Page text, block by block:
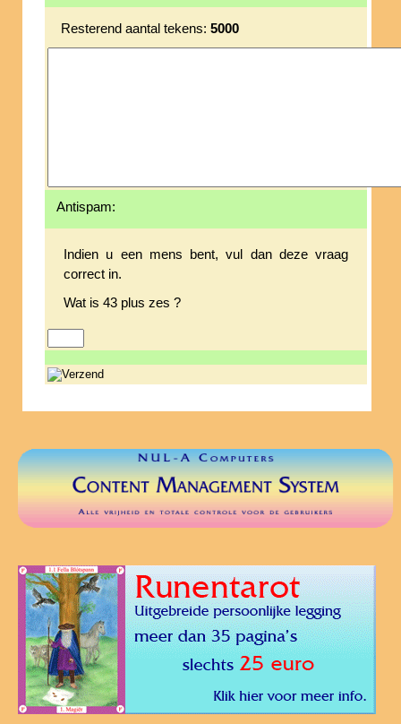
Resterend aantal tekens: 5000
Antispam:
Indien u een mens bent, vul dan deze vraag
correct in.
Wat is 43 plus zes ?